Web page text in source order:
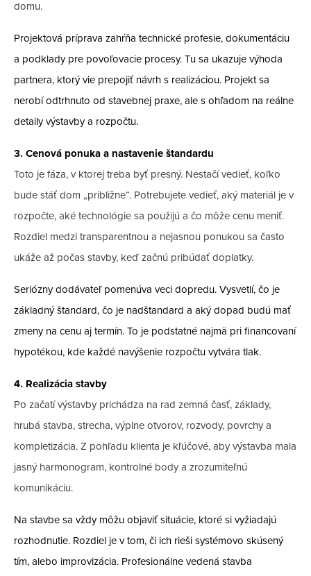
domu.
Projektová príprava zahŕňa technické profesie, dokumentáciu
a podklady pre povoľovacie procesy. Tu sa ukazuje výhoda
partnera, ktorý vie prepojiť návrh s realizáciou. Projekt sa
nerobí odtrhnuto od stavebnej praxe, ale s ohľadom na reálne
detaily výstavby a rozpočtu.
3. Cenová ponuka a nastavenie štandardu
Toto je fáza, v ktorej treba byť presný. Nestačí vedieť, koľko
bude stáť dom „približne“. Potrebujete vedieť, aký materiál je v
rozpočte, aké technológie sa použijú a čo môže cenu meniť.
Rozdiel medzi transparentnou a nejasnou ponukou sa často
ukáže až počas stavby, keď začnú pribúdať doplatky.
Seriózny dodávateľ pomenúva veci dopredu. Vysvetlí, čo je
základný štandard, čo je nadštandard a aký dopad budú mať
zmeny na cenu aj termín. To je podstatné najmä pri financovaní
hypotékou, kde každé navýšenie rozpočtu vytvára tlak.
4. Realizácia stavby
Po začatí výstavby prichádza na rad zemná časť, základy,
hrubá stavba, strecha, výplne otvorov, rozvody, povrchy a
kompletizácia. Z pohľadu klienta je kľúčové, aby výstavba mala
jasný harmonogram, kontrolné body a zrozumiteľnú
komunikáciu.
Na stavbe sa vždy môžu objaviť situácie, ktoré si vyžiadajú
rozhodnutie. Rozdiel je v tom, či ich rieši systémovo skúsený
tím, alebo improvizácia. Profesionálne vedená stavba